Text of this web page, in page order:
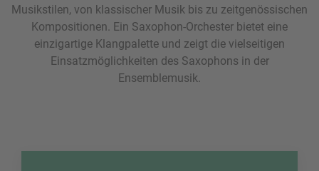
Musikstilen, von klassischer Musik bis zu zeitgenössischen
Kompositionen. Ein Saxophon-Orchester bietet eine
einzigartige Klangpalette und zeigt die vielseitigen
Einsatzmöglichkeiten des Saxophons in der
Ensemblemusik.